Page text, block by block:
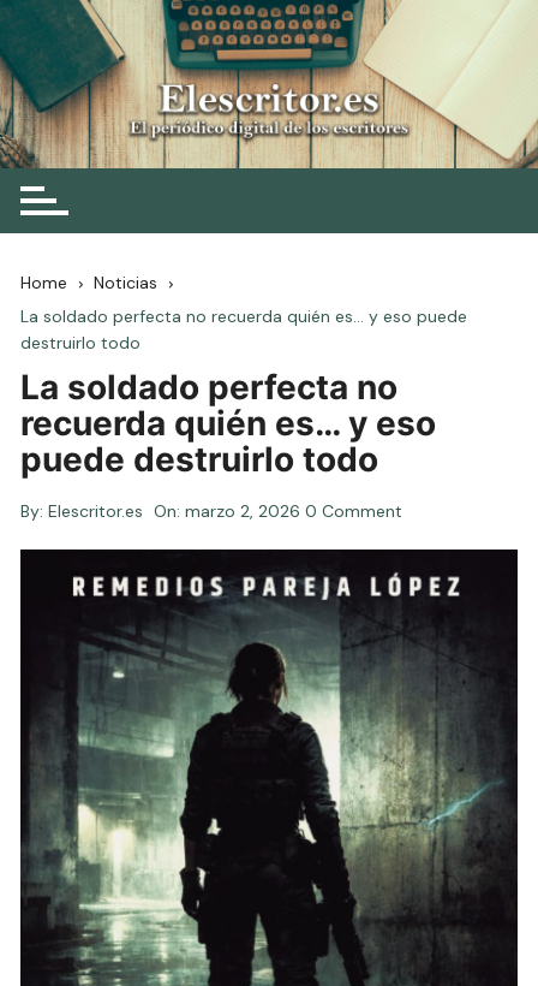
Skip
to
content
Elescritor.es
El periódico digital de los escritores
Home
Noticias
La soldado perfecta no recuerda quién es… y eso puede
destruirlo todo
La soldado perfecta no
recuerda quién es… y eso
puede destruirlo todo
By: Elescritor.es On:marzo 2, 2026 0 Comment